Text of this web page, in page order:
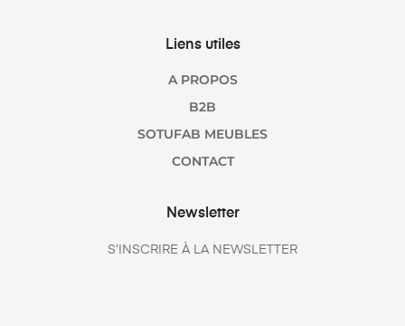
Liens utiles
A PROPOS
B2B
SOTUFAB MEUBLES
CONTACT
Newsletter
S’INSCRIRE À LA NEWSLETTER